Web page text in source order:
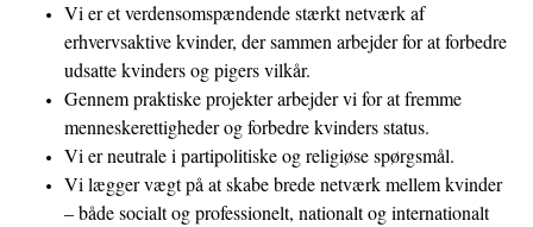
Vi er et verdensomspændende stærkt netværk af
erhvervsaktive kvinder, der sammen arbejder for at forbedre
udsatte kvinders og pigers vilkår.
Gennem praktiske projekter arbejder vi for at fremme
menneskerettigheder og forbedre kvinders status.
Vi er neutrale i partipolitiske og religiøse spørgsmål.
Vi lægger vægt på at skabe brede netværk mellem kvinder
– både socialt og professionelt, nationalt og internationalt